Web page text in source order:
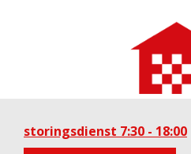
storingsdienst 7:30 - 18:00